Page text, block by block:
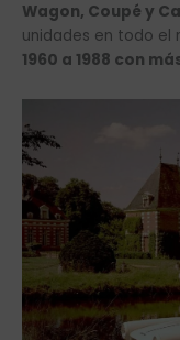
Wagon, Coupé y
unidades en todo el
1960 a 1988 con